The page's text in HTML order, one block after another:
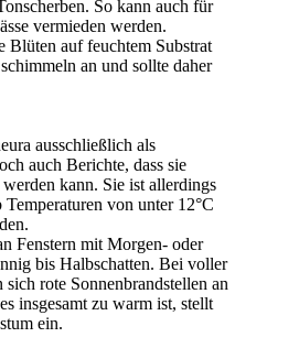
So kann auch für
vermieden werden.
Blüten auf feuchtem Substrat
an und sollte daher
ausschließlich als
auch Berichte, dass sie
kann. Sie ist allerdings
von unter 12°C
Fenstern mit Morgen- oder
bis Halbschatten. Bei voller
rote Sonnenbrandstellen an
insgesamt zu warm ist, stellt
ein.